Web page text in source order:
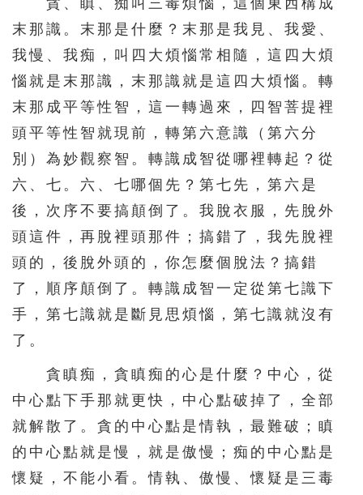
貪、瞋、痴叫三毒煩惱，這個東西構成
末那識。末那是什麼？末那是我見、我愛、
我慢、我痴，叫四大煩惱常相隨，這四大煩
惱就是末那識，末那識就是這四大煩惱。轉
末那成平等性智，這一轉過來，四智菩提裡
頭平等性智就現前，轉第六意識（第六分
別）為妙觀察智。轉識成智從哪裡轉起？從
六、七。六、七哪個先？第七先，第六是
後，次序不要搞顛倒了。我脫衣服，先脫外
頭這件，再脫裡頭那件；搞錯了，我先脫裡
頭的，後脫外頭的，你怎麼個脫法？搞錯
了，順序顛倒了。轉識成智一定從第七識下
手，第七識就是斷見思煩惱，第七識就沒有
了。
貪瞋痴，貪瞋痴的心是什麼？中心，從
中心點下手那就更快，中心點破掉了，全部
就解散了。貪的中心點是情執，最難破；瞋
的中心點就是慢，就是傲慢；痴的中心點是
懷疑，不能小看。情執、傲慢、懷疑是三毒